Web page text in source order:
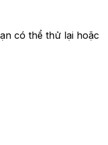
có thể thử lại hoặc